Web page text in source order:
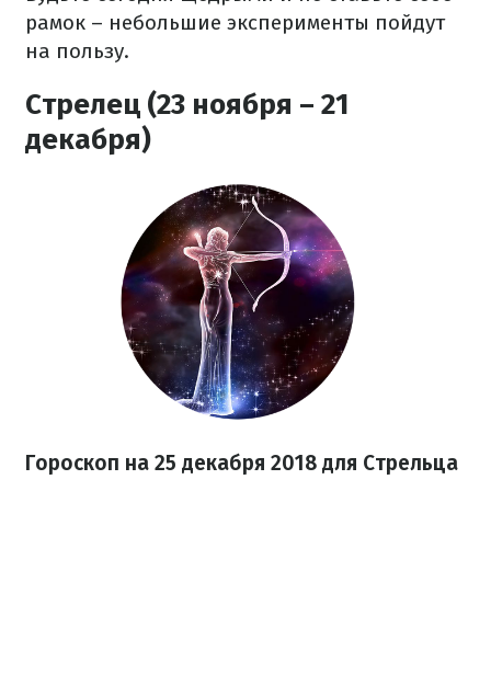
рамок – небольшие эксперименты пойдут
на пользу.
Стрелец (23 ноября – 21
декабря)
Гороскоп на 25 декабря 2018 для Стрельца